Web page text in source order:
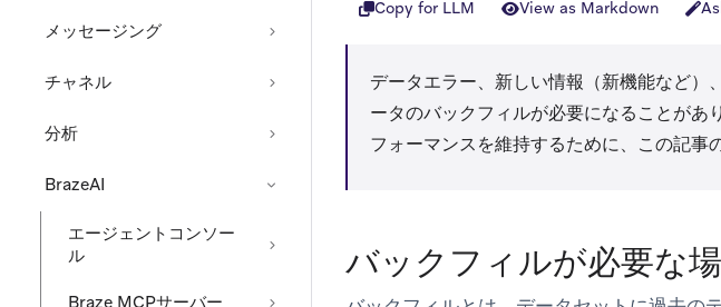
メッセージング
チャネル
分析
BrazeAI
エージェントコンソー
ル
Braze MCPサーバー
Copy for LLM View as Markdown
データエラー、新しい情報（新機能など
ータのバックフィルが必要になることが
フォーマンスを維持するために、この記事
バックフィルが必要な